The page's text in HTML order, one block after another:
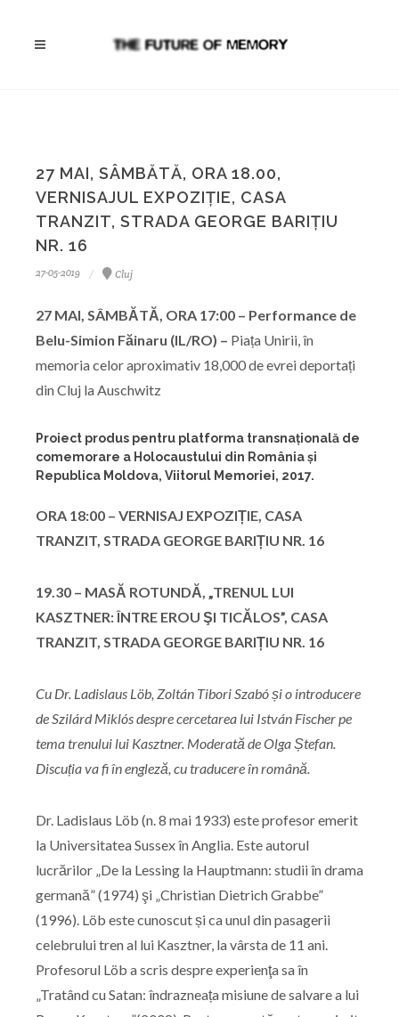
27 MAI, SÂMBĂTĂ, ORA 18.00,
VERNISAJUL EXPOZIȚIE, CASA
TRANZIT, STRADA GEORGE BARIȚIU
NR. 16
27-05-2019 Cluj
27 MAI, SÂMBĂTĂ, ORA 17:00 – Performance de
Belu-Simion Făinaru (IL/RO) – Piața Unirii, în
memoria celor aproximativ 18,000 de evrei deportați
din Cluj la Auschwitz
Proiect produs pentru platforma transnațională de
comemorare a Holocaustului din România și
Republica Moldova, Viitorul Memoriei, 2017.
ORA 18:00 – VERNISAJ EXPOZIȚIE, CASA
TRANZIT, STRADA GEORGE BARIȚIU NR. 16
19.30 – MASĂ ROTUNDĂ, „TRENUL LUI
KASZTNER: ÎNTRE EROU ŞI TICĂLOS”, CASA
TRANZIT, STRADA GEORGE BARIȚIU NR. 16
Cu Dr. Ladislaus Löb, Zoltán Tibori Szabó și o introducere
de Szilárd Miklós despre cercetarea lui István Fischer pe
tema trenului lui Kasztner. Moderată de Olga Ștefan.
Discuția va fi în engleză, cu traducere în română.
Dr. Ladislaus Löb (n. 8 mai 1933) este profesor emerit
la Universitatea Sussex în Anglia. Este autorul
lucrărilor „De la Lessing la Hauptmann: studii în drama
germană” (1974) şi „Christian Dietrich Grabbe”
(1996). Löb este cunoscut și ca unul din pasagerii
celebrului tren al lui Kasztner, la vârsta de 11 ani.
Profesorul Löb a scris despre experienţa sa în
„Tratând cu Satan: îndrazneața misiune de salvare a lui